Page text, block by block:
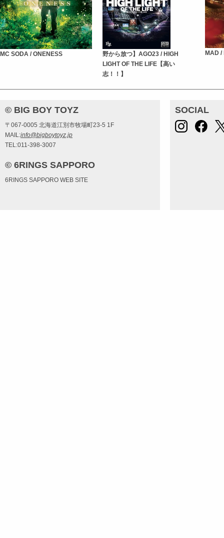
MC SODA / ONENESS
野から放つ】AGO23 / HIGH
LIGHT OF THE LIFE【高い
志！！】
MAD /
© BIG BOY TOYZ
〒067-0005 北海道江別市牧場町23-5 1F
MAIL:info@bigboytoyz.jp
TEL:011-398-3007
© 6RINGS SAPPORO
6RINGS SAPPORO WEB SITE
SOCIAL